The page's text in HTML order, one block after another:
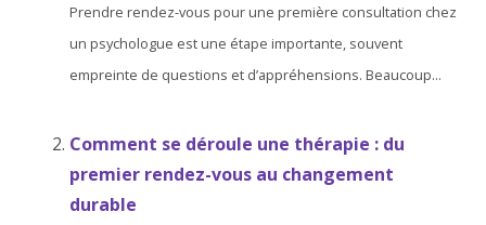
Prendre rendez-vous pour une première consultation chez
un psychologue est une étape importante, souvent
empreinte de questions et d’appréhensions. Beaucoup...
Comment se déroule une thérapie : du
premier rendez-vous au changement
durable